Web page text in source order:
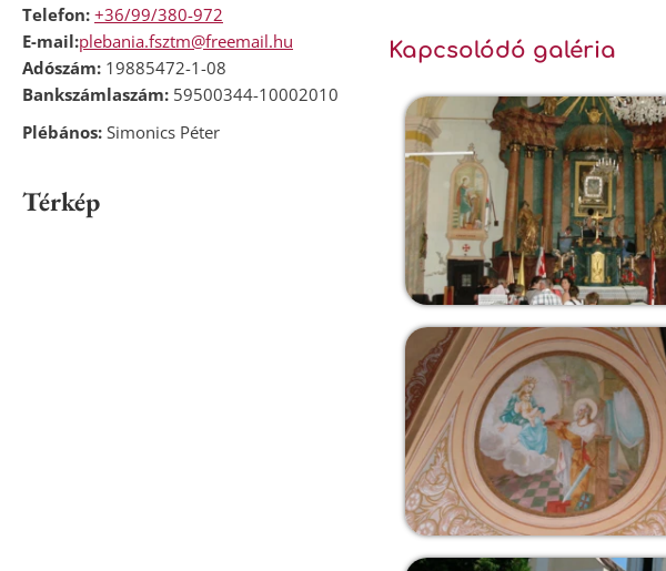
Telefon: +36/99/380-972
E-mail:plebania.fsztm@freemail.hu
Adószám: 19885472-1-08
Bankszámlaszám: 59500344-10002010
Plébános: Simonics Péter
Térkép
Kapcsolódó galéria